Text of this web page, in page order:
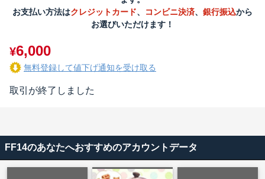
お支払い方法はクレジットカード、 コンビニ決済、 銀行振込から
お選びいただけます！
¥6,000
無料登録して値下げ通知を受け取る
取引が終了しました
FF14のあなたへおすすめのアカウントデータ